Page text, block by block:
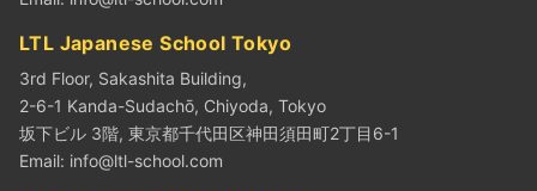
LTL Japanese School Tokyo
3rd Floor, Sakashita Building,
2-6-1 Kanda-Sudachō, Chiyoda, Tokyo
坂下ビル 3階, 東京都千代田区神田須田町2丁目6-1
Email: info@ltl-school.com